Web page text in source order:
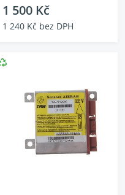
1 500 Kč
1 240 Kč bez DPH